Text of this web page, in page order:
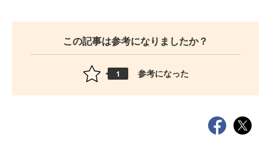
この記事は参考になりましたか？
1 参考になった